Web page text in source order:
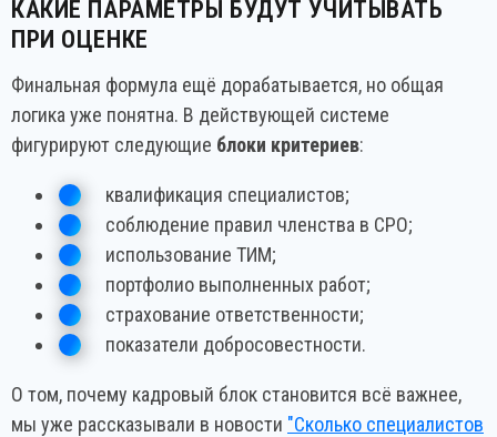
КАКИЕ ПАРАМЕТРЫ БУДУТ УЧИТЫВАТЬ
ПРИ ОЦЕНКЕ
Финальная формула ещё дорабатывается, но общая
логика уже понятна. В действующей системе
фигурируют следующие блоки критериев:
квалификация специалистов;
соблюдение правил членства в СРО;
использование ТИМ;
портфолио выполненных работ;
страхование ответственности;
показатели добросовестности.
О том, почему кадровый блок становится всё важнее,
мы уже рассказывали в новости "Сколько специалистов